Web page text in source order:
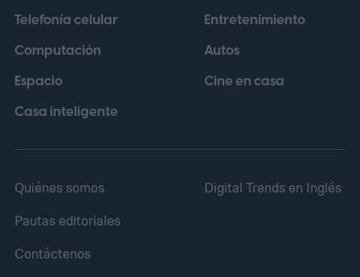
tener sentido una vez que ves lo que
ocurre dentro.
Telefonía celular
Computación
Espacio
Casa inteligente
Entretenimiento
Autos
Cine en casa
Quiénes somos
Pautas editoriales
Contáctenos
Digital Trends en Inglés